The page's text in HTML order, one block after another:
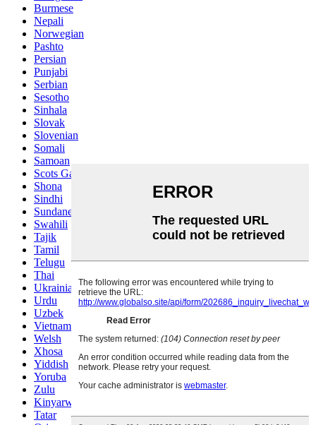
Burmese
Nepali
Norwegian
Pashto
Persian
Punjabi
Serbian
Sesotho
Sinhala
Slovak
Slovenian
Somali
Samoan
Scots Gaelic
Shona
Sindhi
Sundanese
Swahili
Tajik
Tamil
Telugu
Thai
Ukrainian
Urdu
Uzbek
Vietnamese
Welsh
Xhosa
Yiddish
Yoruba
Zulu
Kinyarwanda
Tatar